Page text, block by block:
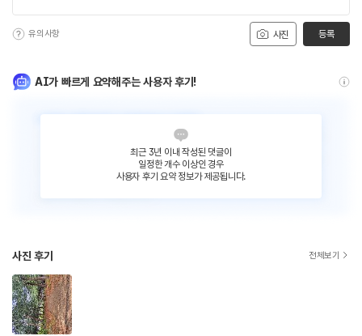
사진
유의사항 등록
AI가 빠르게 요약해주는 사용자 후기!
최근 3년 이내 작성된 댓글이
일정한 개수 이상인 경우
사용자 후기 요약 정보가 제공됩니다.
사진 후기 전체보기